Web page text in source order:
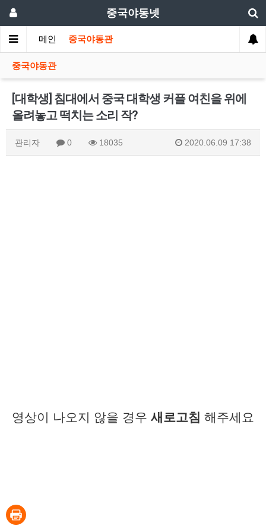
중국야동넷
메인 중국야동관
중국야동관
[대학생] 침대에서 중국 대학생 커플 여친을 위에
올려놓고 떡치는 소리 작?
관리자 0 18035 2020.06.09 17:38
영상이 나오지 않을 경우 새로고침 해주세요